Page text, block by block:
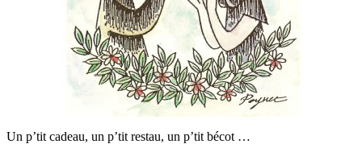
Un p’tit cadeau, un p’tit restau, un p’tit bécot …